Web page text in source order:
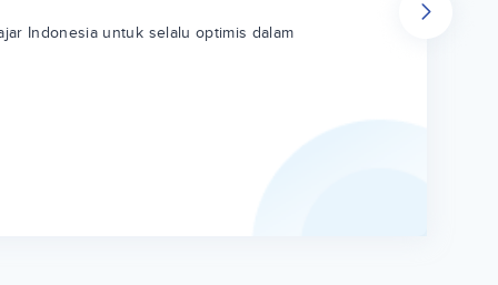
Indonesia untuk selalu optimis dalam